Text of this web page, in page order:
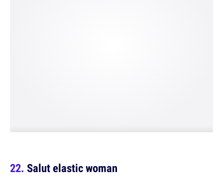
Salut elastic woman